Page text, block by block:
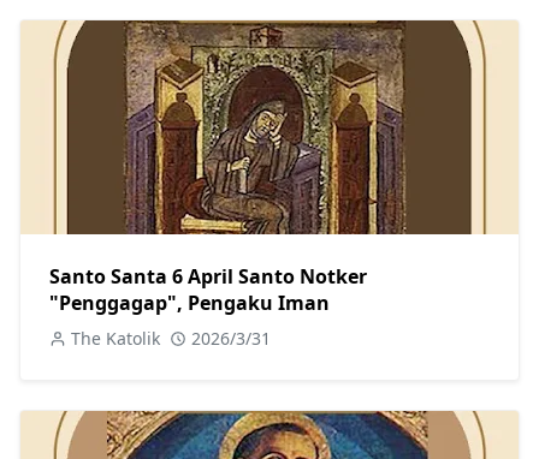
Santo Santa 6 April Santo Notker
"Penggagap", Pengaku Iman
The Katolik 2026/3/31